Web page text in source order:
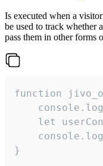
Is executed when a
be used to track whether
pass them in other forms
function
let
}